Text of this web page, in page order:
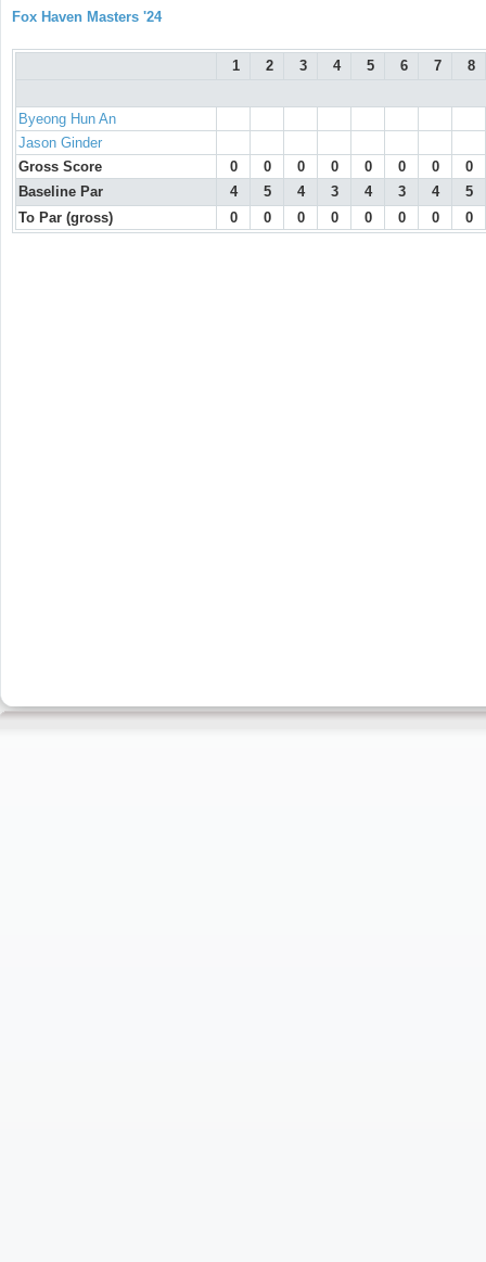
Fox Haven Masters '24
1 2 3 4 5 6 7 8
Byeong Hun An
Jason Ginder
Gross Score
0 0 0 0 0 0 0
0
Baseline Par
4 5 4 3 4 3 4
5
To Par (gross)
0 0 0 0 0 0 0 0